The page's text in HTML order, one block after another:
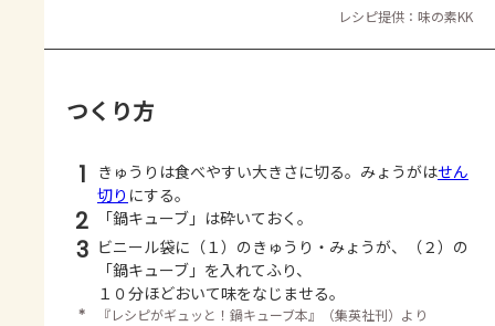
レシピ提供：味の素KK
つくり方
1 きゅうりは食べやすい大きさに切る。みょうがはせん
切り にする。
2 「鍋キューブ」は砕いておく。
3 ビニール袋に（１）のきゅうり・みょうが、（２）の
「鍋キューブ」を入れてふり、
１０分ほどおいて味をなじませる。
＊ 『レシピがギュッと！鍋キューブ本』（集英社刊）より